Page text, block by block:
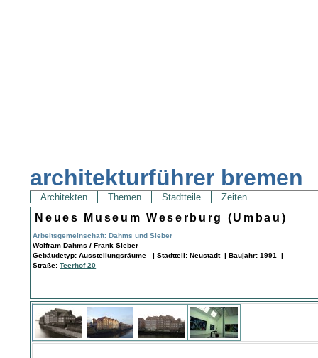
architekturführer bremen
Architekten Themen Stadtteile Zeiten
Neues Museum Weserburg (Umbau)
Arbeitsgemeinschaft: Dahms und Sieber
Wolfram Dahms / Frank Sieber
Gebäudetyp: Ausstellungsräume | Stadtteil: Neustadt | Baujahr: 1991 |
Straße:Teerhof 20